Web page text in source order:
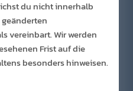
du nicht innerhalb
vereinbart. Wir werden
Frist auf die
besonders hinweisen.